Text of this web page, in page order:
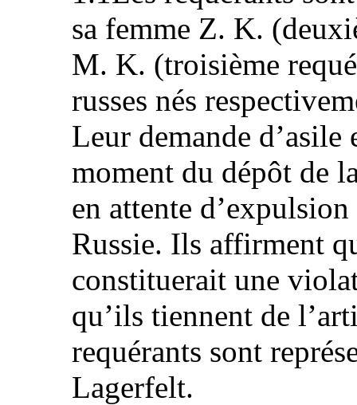
sa femme Z. K.
M. K. (troisième
russes nés
Leur demande d’asile
moment du dépôt de
en attente
Russie. Ils affirment
constituerait une
qu’ils tiennent de
requérants sont
Lagerfelt.